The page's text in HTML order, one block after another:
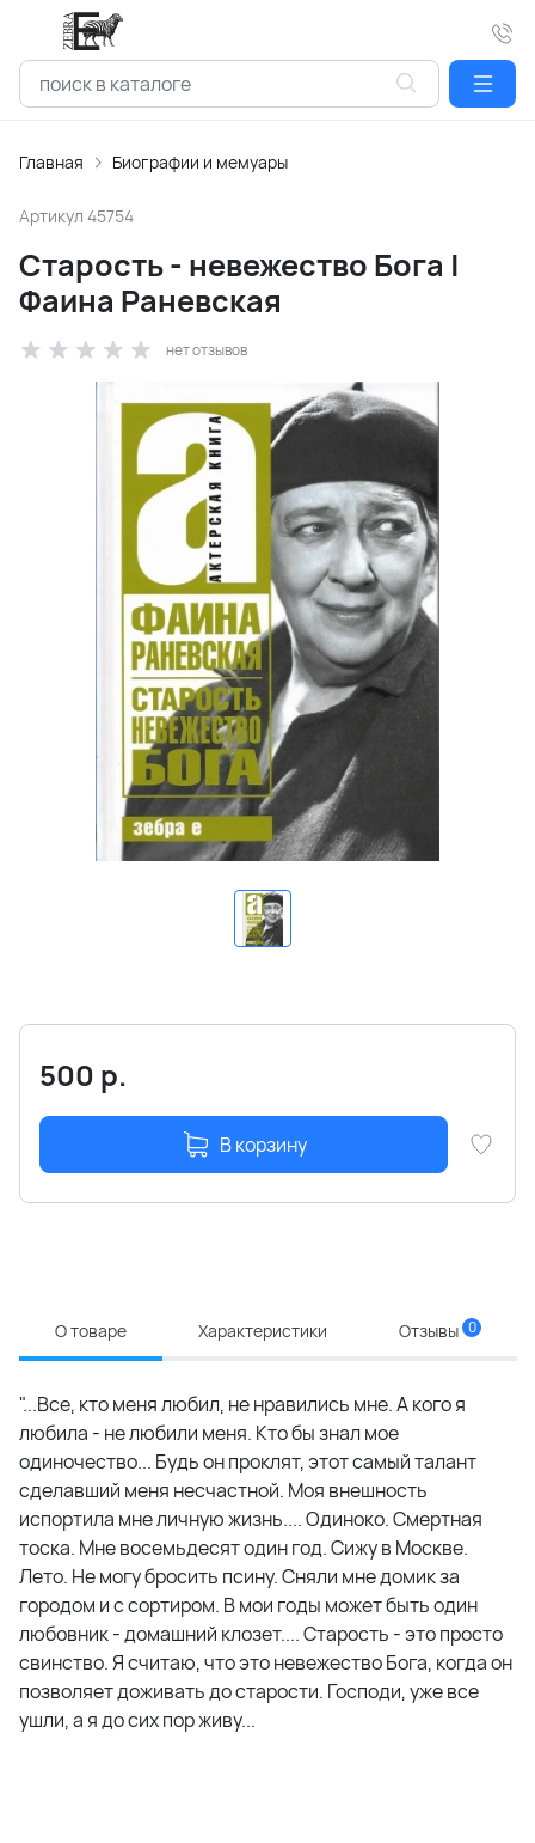
Главная Биографии и мемуары
Артикул 45754
Старость - невежество Бога |
Фаина Раневская
нет отзывов
500 р.
В корзину
О товаре Характеристики Отзывы 0
"...Все, кто меня любил, не нравились мне. А кого я
любила - не любили меня. Кто бы знал мое
одиночество... Будь он проклят, этот самый талант
сделавший меня несчастной. Моя внешность
испортила мне личную жизнь.... Одиноко. Смертная
тоска. Мне восемьдесят один год. Сижу в Москве.
Лето. Не могу бросить псину. Сняли мне домик за
городом и с сортиром. В мои годы может быть один
любовник - домашний клозет.... Старость - это просто
свинство. Я считаю, что это невежество Бога, когда он
позволяет доживать до старости. Господи, уже все
ушли, а я до сих пор живу...